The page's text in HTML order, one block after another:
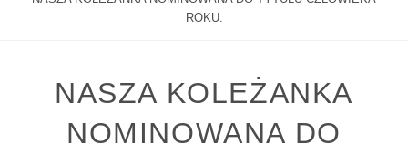
ROKU.
NASZA KOLEŻANKA
NOMINOWANA DO